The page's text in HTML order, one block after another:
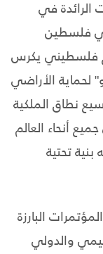
الرائدة في
في فلسطين
فلسطيني يكرس
لحماية الأراضي
نطاق الملكية
أنحاء العالم
تحتية
البارزة
والدولي